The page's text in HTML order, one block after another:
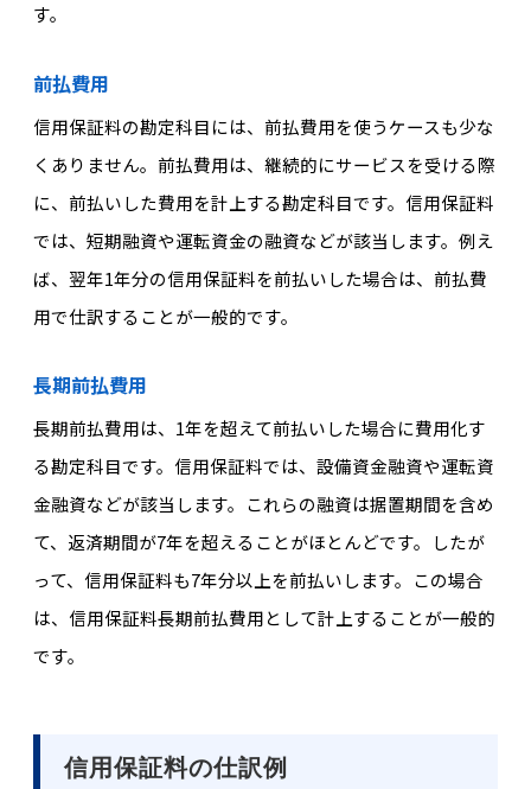
す。
前払費用
信用保証料の勘定科目には、前払費用を使うケースも少な
くありません。前払費用は、継続的にサービスを受ける際
に、前払いした費用を計上する勘定科目です。信用保証料
では、短期融資や運転資金の融資などが該当します。例え
ば、翌年1年分の信用保証料を前払いした場合は、前払費
用で仕訳することが一般的です。
長期前払費用
長期前払費用は、1年を超えて前払いした場合に費用化す
る勘定科目です。信用保証料では、設備資金融資や運転資
金融資などが該当します。これらの融資は据置期間を含め
て、返済期間が7年を超えることがほとんどです。したが
って、信用保証料も7年分以上を前払いします。この場合
は、信用保証料長期前払費用として計上することが一般的
です。
信用保証料の仕訳例